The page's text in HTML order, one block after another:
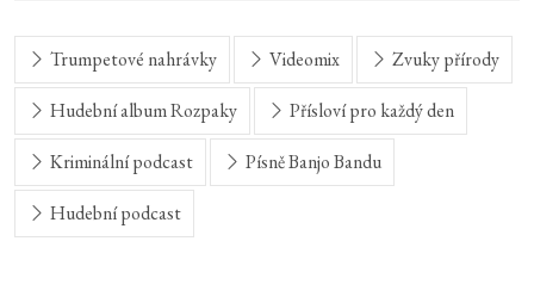
Trumpetové nahrávky Videomix Zvuky přírody
Hudební album Rozpaky Přísloví pro každý den
Kriminální podcast Písně Banjo Bandu
Hudební podcast